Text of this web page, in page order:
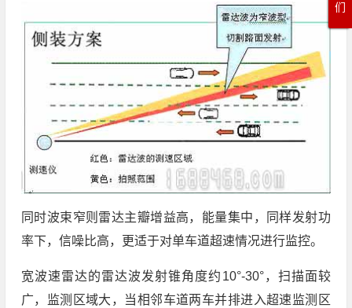
同时波束窄则雷达主瓣增益高，能量集中，同样发射功
率下，信噪比高，更适于对单车道超速情况进行监控。
宽波速雷达的雷达波发射锥角度约10°-30°，扫描面较
广，监测区域大，当相邻车道两车并排进入超速监测区
们